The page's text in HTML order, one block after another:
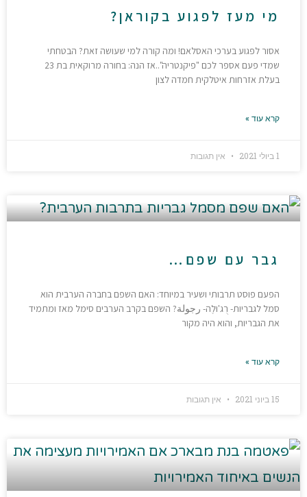
מי מעז לפגוע בקוראן?
אסור לפגוע בערכי האסלאם! ומה קורה למי שעושה זאת? הבטחתי
שמדי פעם אספר לכם "פיקנטריה"..אז הנה: בחורה מרוקאית בת 23
בעלת אזרחות איטלקית חמדה לצון
קרא עוד »
1 ביולי 2021 אין תגובות
גבר עם שפם…
הפעם פוסט תרבותי ושעיר במיוחד: האם השפם בחברה הערבית הוא
סמל לגבריות- רֻג'וּלֶה- رجولة? השפם בקרב הערבים סימל מאז ומתמיד
את הגבריות, והוא היה מקור
קרא עוד »
15 ביוני 2021 אין תגובות